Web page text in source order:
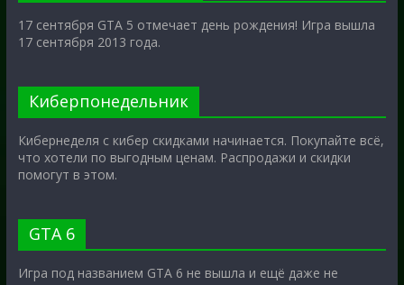
17 сентября GTA 5 отмечает день рождения! Игра вышла
17 сентября 2013 года.
Киберпонедельник
Кибернеделя с кибер скидками начинается. Покупайте всё,
что хотели по выгодным ценам. Распродажи и скидки
помогут в этом.
GTA 6
Игра под названием GTA 6 не вышла и ещё даже не